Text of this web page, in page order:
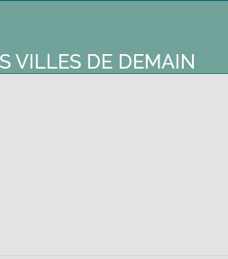
VILLES DE DEMAIN